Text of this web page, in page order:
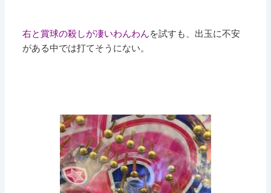
右と賞球の殺しが凄いわんわんを試すも、出玉に不安
がある中では打てそうにない。